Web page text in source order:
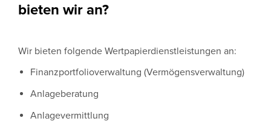
bieten wir an?
Wir bieten folgende Wertpapierdienstleistungen an:
Finanzportfolioverwaltung (Vermögensverwaltung)
Anlageberatung
Anlagevermittlung